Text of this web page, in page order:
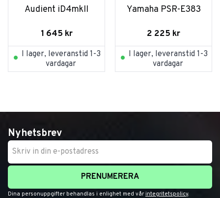
Audient iD4mkII
1 645 kr
I lager, leveranstid 1-3
vardagar
Yamaha PSR-E383
2 225 kr
I lager, leveranstid 1-3
vardagar
Nyhetsbrev
PRENUMERERA
Dina personuppgifter behandlas i enlighet med vår integritetspolicy.